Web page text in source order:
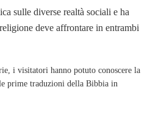
sulle diverse realtà sociali e ha
deve affrontare in entrambi
i visitatori hanno potuto conoscere la
prime traduzioni della Bibbia in